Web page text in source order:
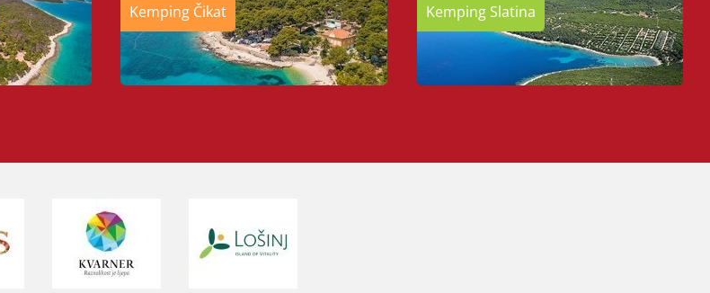
Kemping Čikat Kemping Slatina